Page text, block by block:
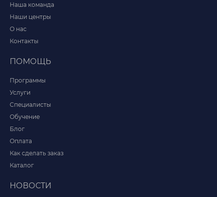
Наша команда
Наши центры
О нас
Контакты
ПОМОЩЬ
Программы
Услуги
Специалисты
Обучение
Блог
Оплата
Как сделать заказ
Каталог
НОВОСТИ